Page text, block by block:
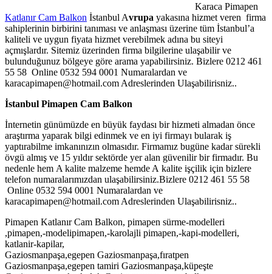
Karaca Pimapen
Katlanır Cam Balkon İstanbul Avrupa yakasına hizmet veren firma
sahiplerinin birbirini tanıması ve anlaşması üzerine tüm İstanbul’a
kaliteli ve uygun fiyata hizmet verebilmek adına bu siteyi
açmışlardır. Sitemiz üzerinden firma bilgilerine ulaşabilir ve
bulunduğunuz bölgeye göre arama yapabilirsiniz. Bizlere 0212 461
55 58 Online 0532 594 0001 Numaralardan ve
karacapimapen@hotmail.com Adreslerinden Ulaşabilirisniz..
İstanbul Pimapen Cam Balkon
İnternetin günümüzde en büyük faydası bir hizmeti almadan önce
araştırma yaparak bilgi edinmek ve en iyi firmayı bularak iş
yaptırabilme imkanınızın olmasıdır. Firmamız bugüne kadar sürekli
övgü almış ve 15 yıldır sektörde yer alan güvenilir bir firmadır. Bu
nedenle hem A kalite malzeme hemde A kalite işçilik için bizlere
telefon numaralarımızdan ulaşabilirsiniz.Bizlere 0212 461 55 58
Online 0532 594 0001 Numaralardan ve
karacapimapen@hotmail.com Adreslerinden Ulaşabilirisniz..
Pimapen Katlanır Cam Balkon, pimapen sürme-modelleri
,pimapen,-modelipimapen,-karolajli pimapen,-kapi-modelleri,
katlanir-kapilar,
Gaziosmanpaşa,egepen Gaziosmanpaşa,fıratpen
Gaziosmanpaşa,egepen tamiri Gaziosmanpaşa,küpeşte